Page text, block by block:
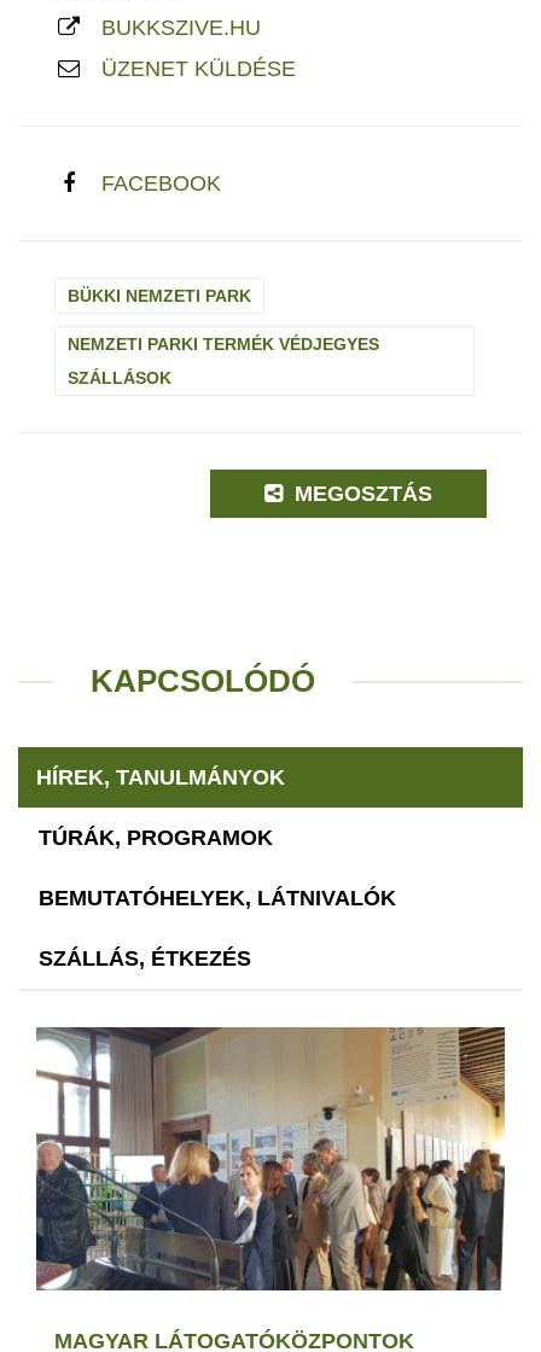
BUKKSZIVE.HU
ÜZENET KÜLDÉSE
FACEBOOK
BÜKKI NEMZETI PARK
NEMZETI PARKI TERMÉK VÉDJEGYES
SZÁLLÁSOK
MEGOSZTÁS
KAPCSOLÓDÓ
HÍREK, TANULMÁNYOK
TÚRÁK, PROGRAMOK
BEMUTATÓHELYEK, LÁTNIVALÓK
SZÁLLÁS, ÉTKEZÉS
MAGYAR LÁTOGATÓKÖZPONTOK